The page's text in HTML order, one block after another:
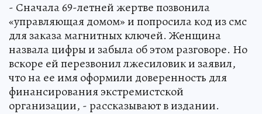
- Сначала 69-летней жертве позвонила
«управляющая домом» и попросила код из смс
для заказа магнитных ключей. Женщина
назвала цифры и забыла об этом разговоре. Но
вскоре ей перезвонил лжесиловик и заявил,
что на ее имя оформили доверенность для
финансирования экстремистской
организации, - рассказывают в издании.